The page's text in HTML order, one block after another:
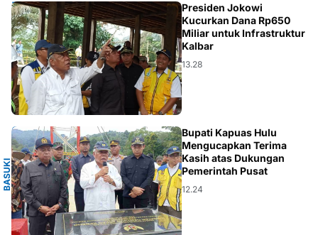
APBN
Presiden Jokowi
Kucurkan Dana Rp650
Miliar untuk Infrastruktur
Kalbar
13.28
B
A
S
U
K
I
H
A
D
I
M
U
L
J
O
NO
Bupati Kapuas Hulu
Mengucapkan Terima
Kasih atas Dukungan
Pemerintah Pusat
12.24